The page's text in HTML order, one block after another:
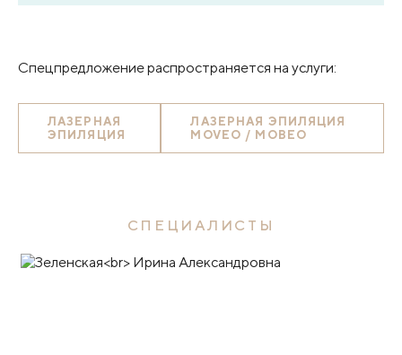
Спецпредложение распространяется на услуги:
ЛАЗЕРНАЯ
ЭПИЛЯЦИЯ
ЛАЗЕРНАЯ ЭПИЛЯЦИЯ
MOVEO / МОВЕО
СПЕЦИАЛИСТЫ